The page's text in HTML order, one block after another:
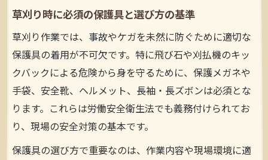
草刈り時に必須の保護具と選び方の基準
草刈り作業では、事故やケガを未然に防ぐために適切な
保護具の着用が不可欠です。特に飛び石や刈払機のキッ
クバックによる危険から身を守るために、保護メガネや
手袋、安全靴、ヘルメット、長袖・長ズボンは必須とな
ります。これらは労働安全衛生法でも義務付けられてお
り、現場の安全対策の基本です。
保護具の選び方で重要なのは、作業内容や現場環境に適